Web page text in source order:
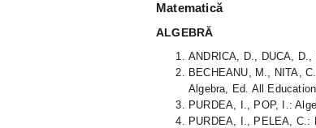
Matematică
ALGEBRĂ
ANDRICA, D., DUCA,
BECHEANU, M., NITA,
Algebra, Ed. All
PURDEA, I., POP, I.:
PURDEA, I., PELEA, C.: